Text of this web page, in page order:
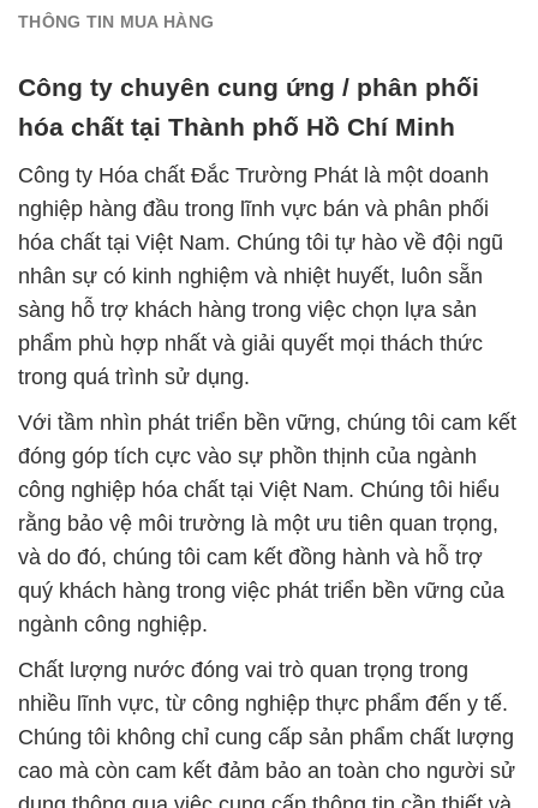
THÔNG TIN MUA HÀNG
Công ty chuyên cung ứng / phân phối
hóa chất tại Thành phố Hồ Chí Minh
Công ty Hóa chất Đắc Trường Phát là một doanh
nghiệp hàng đầu trong lĩnh vực bán và phân phối
hóa chất tại Việt Nam. Chúng tôi tự hào về đội ngũ
nhân sự có kinh nghiệm và nhiệt huyết, luôn sẵn
sàng hỗ trợ khách hàng trong việc chọn lựa sản
phẩm phù hợp nhất và giải quyết mọi thách thức
trong quá trình sử dụng.
Với tầm nhìn phát triển bền vững, chúng tôi cam kết
đóng góp tích cực vào sự phồn thịnh của ngành
công nghiệp hóa chất tại Việt Nam. Chúng tôi hiểu
rằng bảo vệ môi trường là một ưu tiên quan trọng,
và do đó, chúng tôi cam kết đồng hành và hỗ trợ
quý khách hàng trong việc phát triển bền vững của
ngành công nghiệp.
Chất lượng nước đóng vai trò quan trọng trong
nhiều lĩnh vực, từ công nghiệp thực phẩm đến y tế.
Chúng tôi không chỉ cung cấp sản phẩm chất lượng
cao mà còn cam kết đảm bảo an toàn cho người sử